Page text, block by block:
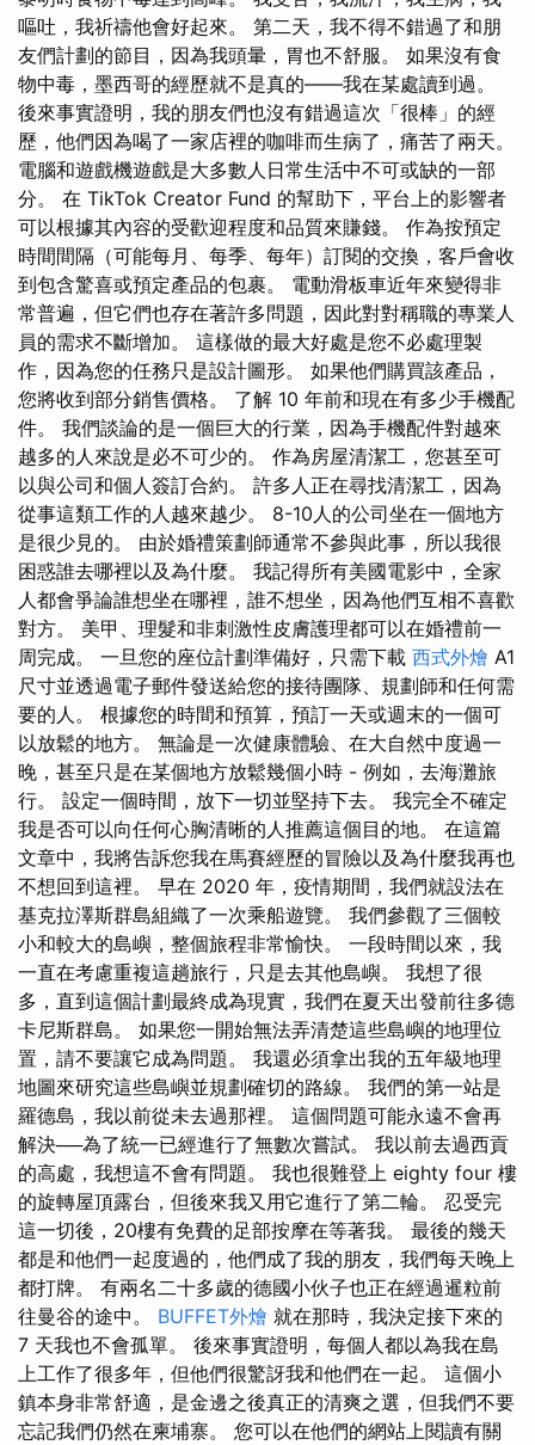
嘔吐，我祈禱他會好起來。 第二天，我不得不錯過了和朋
友們計劃的節目，因為我頭暈，胃也不舒服。 如果沒有食
物中毒，墨西哥的經歷就不是真的——我在某處讀到過。
後來事實證明，我的朋友們也沒有錯過這次「很棒」的經
歷，他們因為喝了一家店裡的咖啡而生病了，痛苦了兩天。
電腦和遊戲機遊戲是大多數人日常生活中不可或缺的一部
分。 在 TikTok Creator Fund 的幫助下，平台上的影響者
可以根據其內容的受歡迎程度和品質來賺錢。 作為按預定
時間間隔（可能每月、每季、每年）訂閱的交換，客戶會收
到包含驚喜或預定產品的包裹。 電動滑板車近年來變得非
常普遍，但它們也存在著許多問題，因此對對稱職的專業人
員的需求不斷增加。 這樣做的最大好處是您不必處理製
作，因為您的任務只是設計圖形。 如果他們購買該產品，
您將收到部分銷售價格。 了解 10 年前和現在有多少手機配
件。 我們談論的是一個巨大的行業，因為手機配件對越來
越多的人來說是必不可少的。 作為房屋清潔工，您甚至可
以與公司和個人簽訂合約。 許多人正在尋找清潔工，因為
從事這類工作的人越來越少。 8-10人的公司坐在一個地方
是很少見的。 由於婚禮策劃師通常不參與此事，所以我很
困惑誰去哪裡以及為什麼。 我記得所有美國電影中，全家
人都會爭論誰想坐在哪裡，誰不想坐，因為他們互相不喜歡
對方。 美甲、理髮和非刺激性皮膚護理都可以在婚禮前一
周完成。 一旦您的座位計劃準備好，只需下載 西式外燴 A1
尺寸並透過電子郵件發送給您的接待團隊、規劃師和任何需
要的人。 根據您的時間和預算，預訂一天或週末的一個可
以放鬆的地方。 無論是一次健康體驗、在大自然中度過一
晚，甚至只是在某個地方放鬆幾個小時 - 例如，去海灘旅
行。 設定一個時間，放下一切並堅持下去。 我完全不確定
我是否可以向任何心胸清晰的人推薦這個目的地。 在這篇
文章中，我將告訴您我在馬賽經歷的冒險以及為什麼我再也
不想回到這裡。 早在 2020 年，疫情期間，我們就設法在
基克拉澤斯群島組織了一次乘船遊覽。 我們參觀了三個較
小和較大的島嶼，整個旅程非常愉快。 一段時間以來，我
一直在考慮重複這趟旅行，只是去其他島嶼。 我想了很
多，直到這個計劃最終成為現實，我們在夏天出發前往多德
卡尼斯群島。 如果您一開始無法弄清楚這些島嶼的地理位
置，請不要讓它成為問題。 我還必須拿出我的五年級地理
地圖來研究這些島嶼並規劃確切的路線。 我們的第一站是
羅德島，我以前從未去過那裡。 這個問題可能永遠不會再
解決──為了統一已經進行了無數次嘗試。 我以前去過西貢
的高處，我想這不會有問題。 我也很難登上 eighty four 樓
的旋轉屋頂露台，但後來我又用它進行了第二輪。 忍受完
這一切後，20樓有免費的足部按摩在等著我。 最後的幾天
都是和他們一起度過的，他們成了我的朋友，我們每天晚上
都打牌。 有兩名二十多歲的德國小伙子也正在經過暹粒前
往曼谷的途中。 BUFFET外燴 就在那時，我決定接下來的
7 天我也不會孤單。 後來事實證明，每個人都以為我在島
上工作了很多年，但他們很驚訝我和他們在一起。 這個小
鎮本身非常舒適，是金邊之後真正的清爽之選，但我們不要
忘記我們仍然在柬埔寨。 您可以在他們的網站上閱讀有關